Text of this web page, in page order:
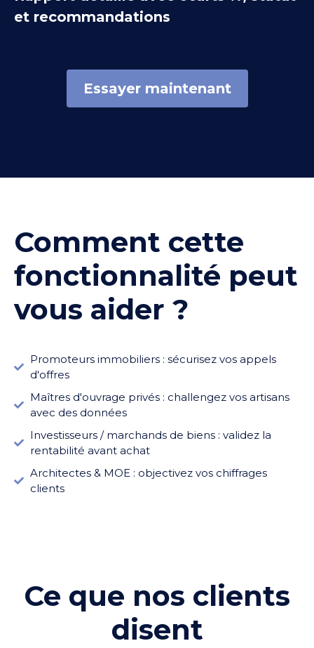
et recommandations
Essayer maintenant
Comment cette
fonctionnalité peut
vous aider ?
Promoteurs immobiliers : sécurisez vos appels
d'offres
Maîtres d'ouvrage privés : challengez vos artisans
avec des données
Investisseurs / marchands de biens : validez la
rentabilité avant achat
Architectes & MOE : objectivez vos chiffrages
clients
Ce que nos clients
disent